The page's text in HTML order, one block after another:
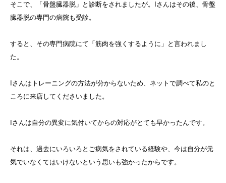
そこで、「骨盤臓器脱」と診断をされましたが。Iさんはその後、骨盤
臓器脱の専門の病院も受診。
すると、その専門病院にて「筋肉を強くするように」と言われまし
た。
Iさんはトレーニングの方法が分からないため、ネットで調べて私のと
ころに来店してくださいました。
Iさんは自分の異変に気付いてからの対応がとても早かったんです。
それは、過去にいろいろとご病気をされている経験や、今は自分が元
気でいなくてはいけないという思いも強かったからです。